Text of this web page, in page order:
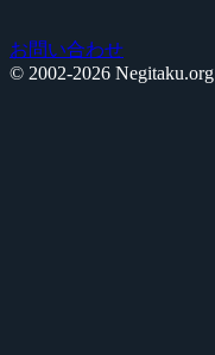
お問い合わせ
© 2002-2026 Negitaku.org